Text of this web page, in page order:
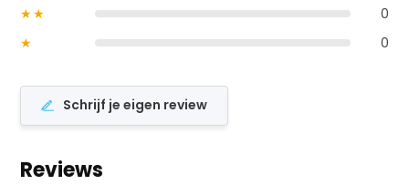
★★
0
★
0
Schrijf je eigen review
Reviews